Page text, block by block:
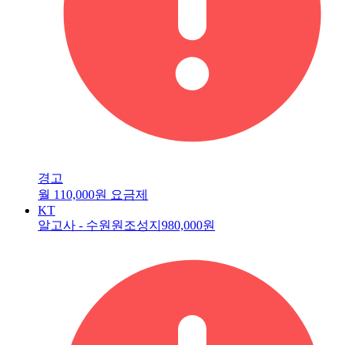
경고
월 110,000원 요금제
KT
알고사 - 수원원조성지 980,000원